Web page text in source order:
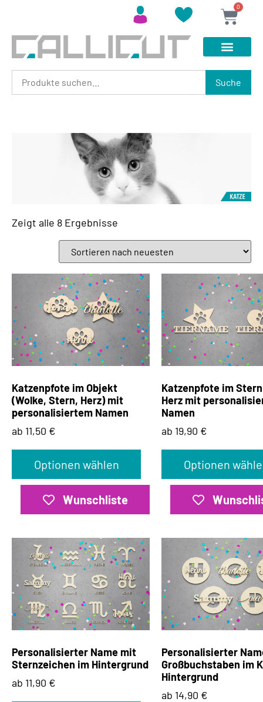
0
Suche
Zeigt alle 8 Ergebnisse
Katzenpfote im Objekt
(Wolke, Stern, Herz) mit
personalisiertem Namen
ab 11,50 €
Optionen wählen
Wunschliste
Katzenpfote im
Herz mit
Namen
ab 19,90 €
Optionen
Personalisierter Name mit
Sternzeichen im Hintergrund
ab 11,90 €
Personalisierter
Großbuchstaben im
Hintergrund
ab 14,90 €